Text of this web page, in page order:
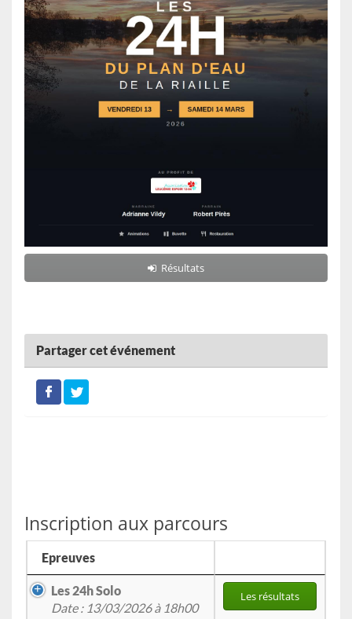
Résultats
Partager cet événement
Inscription aux parcours
Epreuves
Les 24h Solo
Date : 13/03/2026 à 18h00
Les résultats